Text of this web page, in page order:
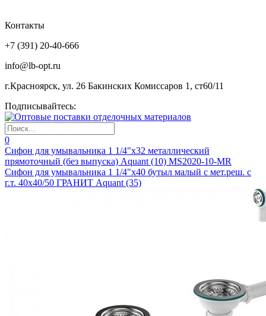
Контакты
+7 (391) 20-40-666
info@lb-opt.ru
г.Красноярск, ул. 26 Бакинских Комиссаров 1, ст60/11
Подписывайтесь:
0
Сифон для умывальника 1 1/4"х32 металлический
прямоточный (без выпуска) Aquant (10) MS2020-10-MR
Сифон для умывальника 1 1/4"х40 бутыл малый с мет.реш. с
г.т. 40х40/50 ГРАНИТ Aquant (35)